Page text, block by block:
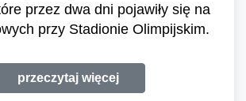
przez dwa dni pojawiły się na
przy Stadionie Olimpijskim.
przeczytaj więcej